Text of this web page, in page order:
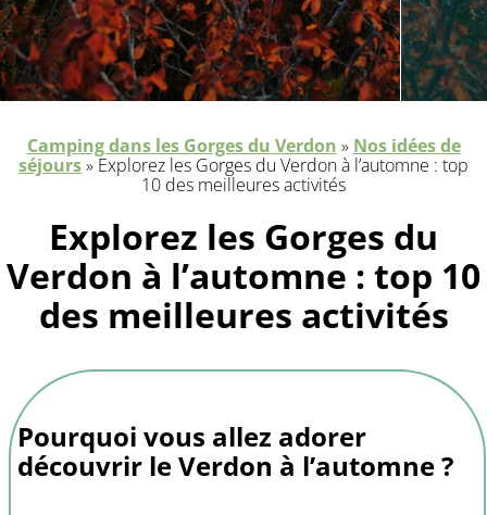
Camping dans les Gorges du Verdon » Nos idées de
séjours» Explorez les Gorges du Verdon à l’automne : top
10 des meilleures activités
Explorez les Gorges du
Verdon à l’automne : top 10
des meilleures activités
Pourquoi vous allez adorer
découvrir le Verdon à l’automne ?